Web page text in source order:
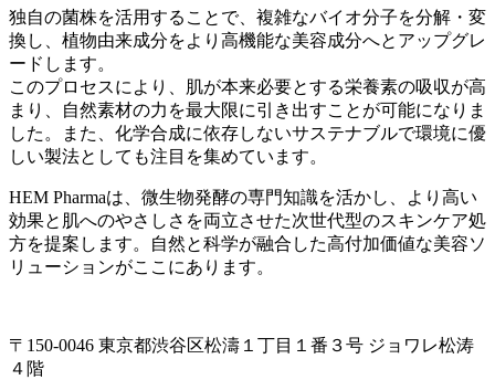
独自の菌株を活用することで、複雑なバイオ分子を分解・変
換し、植物由来成分をより高機能な美容成分へとアップグレ
ードします。
このプロセスにより、肌が本来必要とする栄養素の吸収が高
まり、自然素材の力を最大限に引き出すことが可能になりま
した。また、化学合成に依存しないサステナブルで環境に優
しい製法としても注目を集めています。
HEM Pharmaは、微生物発酵の専門知識を活かし、より高い
効果と肌へのやさしさを両立させた次世代型のスキンケア処
方を提案します。自然と科学が融合した高付加価値な美容ソ
リューションがここにあります。
〒150-0046 東京都渋谷区松濤１丁目１番３号 ジョワレ松涛
４階